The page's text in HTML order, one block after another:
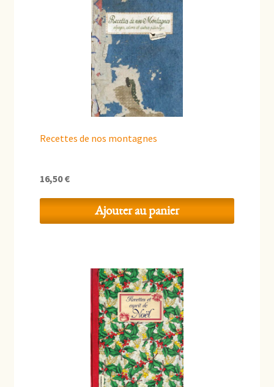
Cuisine Régionale
Cuisine du monde
Santé
Recettes de nos montagnes
16,50€
Ajouter au panier